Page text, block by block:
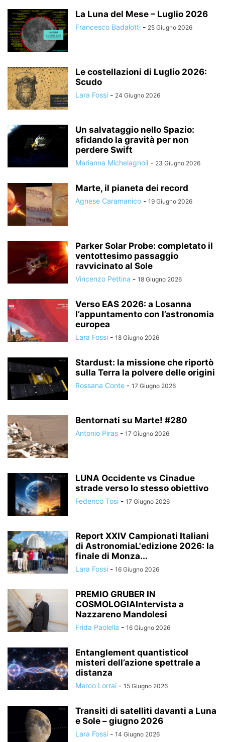
La Luna del Mese – Luglio 2026
Francesco Badalotti - 25 Giugno 2026
Le costellazioni di Luglio 2026:
Scudo
Lara Fossi - 24 Giugno 2026
Un salvataggio nello Spazio:
sfidando la gravità per non
perdere Swift
Marianna Michelagnoli - 23 Giugno 2026
Marte, il pianeta dei record
Agnese Caramanico - 19 Giugno 2026
Parker Solar Probe: completato il
ventottesimo passaggio
ravvicinato al Sole
Vincenzo Pettina - 18 Giugno 2026
Verso EAS 2026: a Losanna
l’appuntamento con l’astronomia
europea
Lara Fossi - 18 Giugno 2026
Stardust: la missione che riportò
sulla Terra la polvere delle origini
Rossana Conte - 17 Giugno 2026
Bentornati su Marte! #280
Antonio Piras - 17 Giugno 2026
LUNA Occidente vs Cinadue
strade verso lo stesso obiettivo
Federico Tosi - 17 Giugno 2026
Report XXIV Campionati Italiani
di AstronomiaL'edizione 2026: la
finale di Monza...
Lara Fossi - 16 Giugno 2026
PREMIO GRUBER IN
COSMOLOGIAIntervista a
Nazzareno Mandolesi
Frida Paolella - 16 Giugno 2026
Entanglement quantisticoI
misteri dell’azione spettrale a
distanza
Marco Lorrai - 15 Giugno 2026
Transiti di satelliti davanti a Luna
e Sole – giugno 2026
Lara Fossi - 14 Giugno 2026